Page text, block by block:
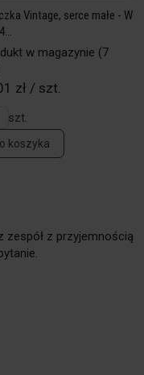
Vintage, serce małe - W
w magazynie (7
zł / szt.
szt.
koszyka
zespół z przyjemnością